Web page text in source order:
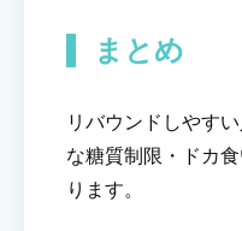
まとめ
リバウンドしやす
な糖質制限・ドカ
ります。